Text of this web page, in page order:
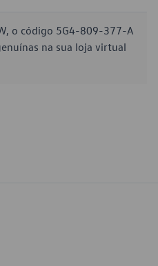
o código 5G4-809-377-A
na sua loja virtual